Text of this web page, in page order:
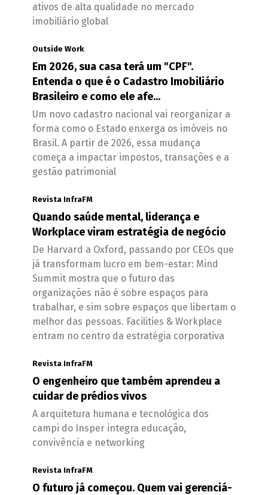
ativos de alta qualidade no mercado
imobiliário global
Outside Work
Em 2026, sua casa terá um "CPF".
Entenda o que é o Cadastro Imobiliário
Brasileiro e como ele afe...
Um novo cadastro nacional vai reorganizar a
forma como o Estado enxerga os imóveis no
Brasil. A partir de 2026, essa mudança
começa a impactar impostos, transações e a
gestão patrimonial
Revista InfraFM
Quando saúde mental, liderança e
Workplace viram estratégia de negócio
De Harvard a Oxford, passando por CEOs que
já transformam lucro em bem-estar: Mind
Summit mostra que o futuro das
organizações não é sobre espaços para
trabalhar, e sim sobre espaços que libertam o
melhor das pessoas. Facilities & Workplace
entram no centro da estratégia corporativa
Revista InfraFM
O engenheiro que também aprendeu a
cuidar de prédios vivos
A arquitetura humana e tecnológica dos
campi do Insper integra educação,
convivência e networking
Revista InfraFM
O futuro já começou. Quem vai gerenciá-